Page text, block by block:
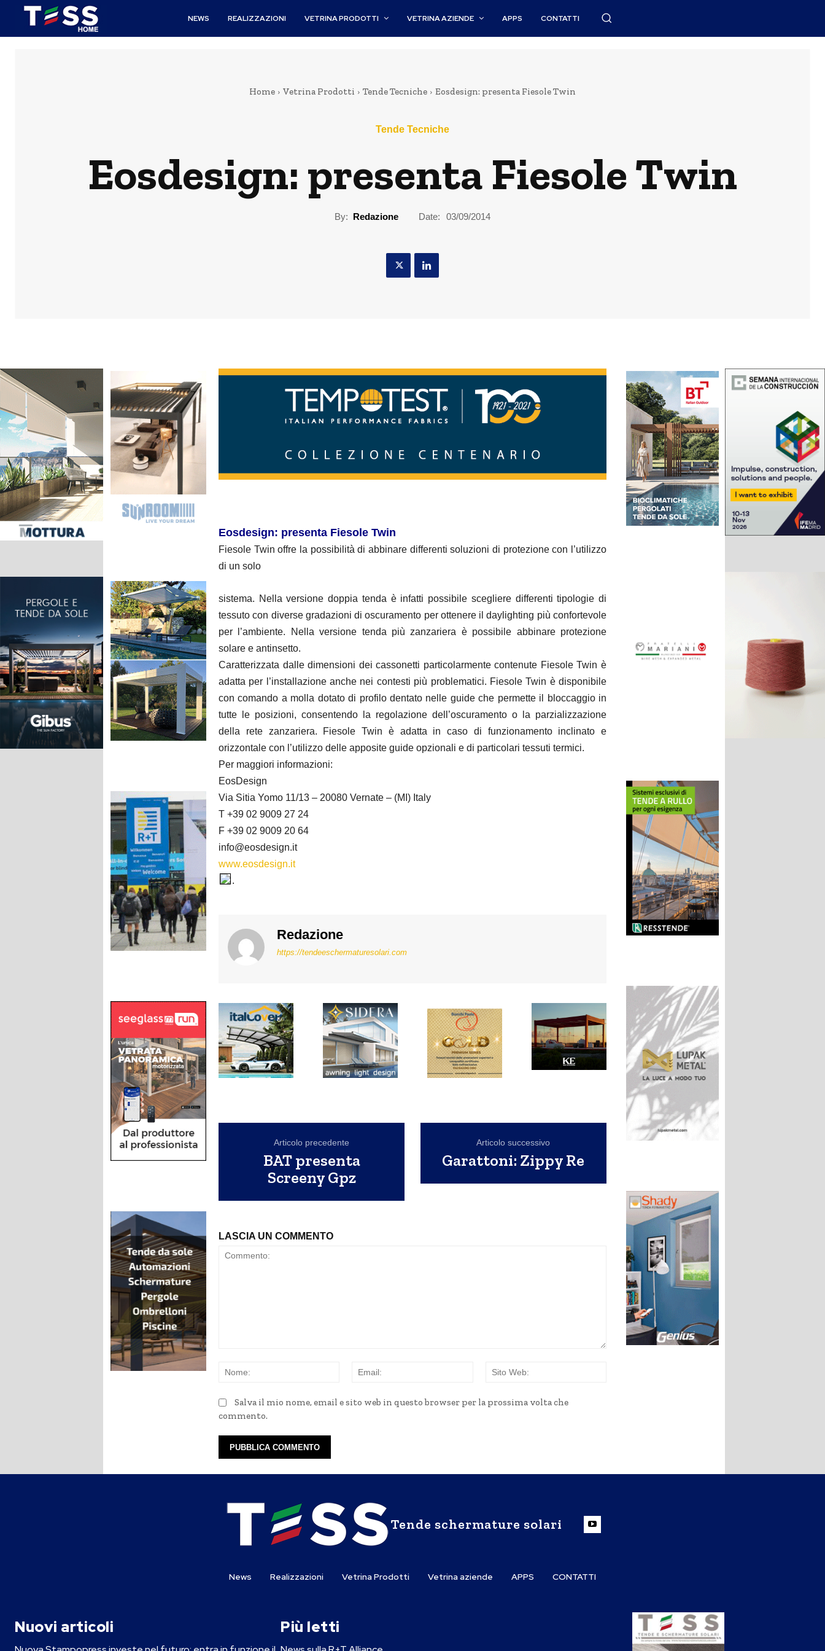
NEWS REALIZZAZIONI VETRINA PRODOTTI VETRINA AZIENDE APPS CONTATTI
Home Vetrina Prodotti Tende Tecniche Eosdesign: presenta Fiesole Twin
Tende Tecniche
Eosdesign: presenta Fiesole Twin
By: Redazione Date: 03/09/2014
Eosdesign: presenta Fiesole Twin
Fiesole Twin offre la possibilità di abbinare differenti soluzioni di protezione con l’utilizzo
di un solo
sistema. Nella versione doppia tenda è infatti possibile scegliere differenti tipologie di
tessuto con diverse gradazioni di oscuramento per ottenere il daylighting più confortevole
per l’ambiente. Nella versione tenda più zanzariera è possibile abbinare protezione
solare e antinsetto.
Caratterizzata dalle dimensioni dei cassonetti particolarmente contenute Fiesole Twin è
adatta per l’installazione anche nei contesti più problematici. Fiesole Twin è disponibile
con comando a molla dotato di profilo dentato nelle guide che permette il bloccaggio in
tutte le posizioni, consentendo la regolazione dell’oscuramento o la parzializzazione
della rete zanzariera. Fiesole Twin è adatta in caso di funzionamento inclinato e
orizzontale con l’utilizzo delle apposite guide opzionali e di particolari tessuti termici.
Per maggiori informazioni:
EosDesign
Via Sitia Yomo 11/13 – 20080 Vernate – (MI) Italy
T +39 02 9009 27 24
F +39 02 9009 20 64
info@eosdesign.it
www.eosdesign.it
.
Redazione
https://tendeeschermaturesolari.com
Articolo precedente
BAT presenta
Screeny Gpz
Articolo successivo
Garattoni: Zippy Re
LASCIA UN COMMENTO
Nome:
Email:
Salva il mio nome, email e sito web in questo browser per la prossima volta che
commento.
Tende schermature solari
News Realizzazioni Vetrina Prodotti Vetrina aziende APPS CONTATTI
Nuovi articoli Più letti